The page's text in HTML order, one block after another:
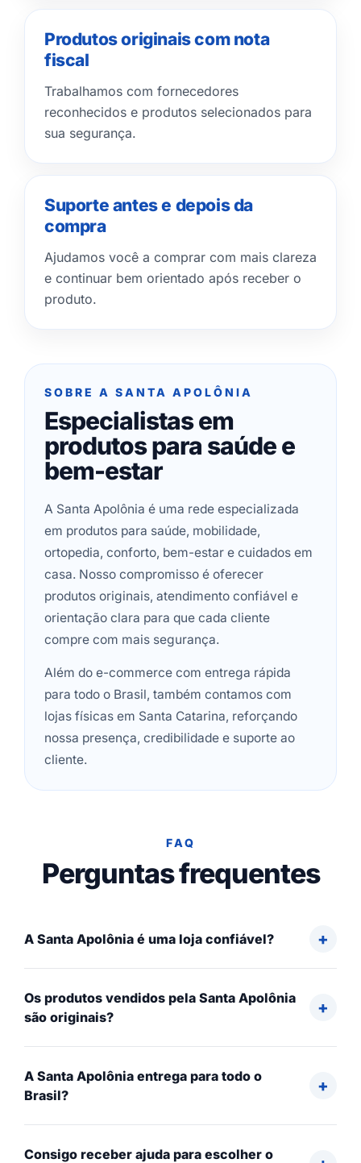
Produtos originais com nota
fiscal
Trabalhamos com fornecedores
reconhecidos e produtos selecionados para
sua segurança.
Suporte antes e depois da
compra
Ajudamos você a comprar com mais clareza
e continuar bem orientado após receber o
produto.
SOBRE A SANTA APOLÔNIA
Especialistas em
produtos para saúde e
bem-estar
A Santa Apolônia é uma rede especializada
em produtos para saúde, mobilidade,
ortopedia, conforto, bem-estar e cuidados em
casa. Nosso compromisso é oferecer
produtos originais, atendimento confiável e
orientação clara para que cada cliente
compre com mais segurança.
Além do e-commerce com entrega rápida
para todo o Brasil, também contamos com
lojas físicas em Santa Catarina, reforçando
nossa presença, credibilidade e suporte ao
cliente.
FAQ
Perguntas frequentes
A Santa Apolônia é uma loja confiável?
Os produtos vendidos pela Santa Apolônia
são originais?
A Santa Apolônia entrega para todo o
Brasil?
Consigo receber ajuda para escolher o